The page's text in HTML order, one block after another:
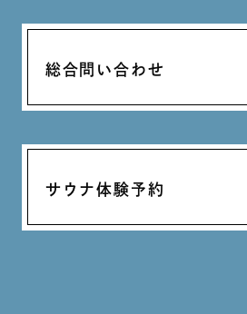
総合問い合わせ
サウナ体験予約